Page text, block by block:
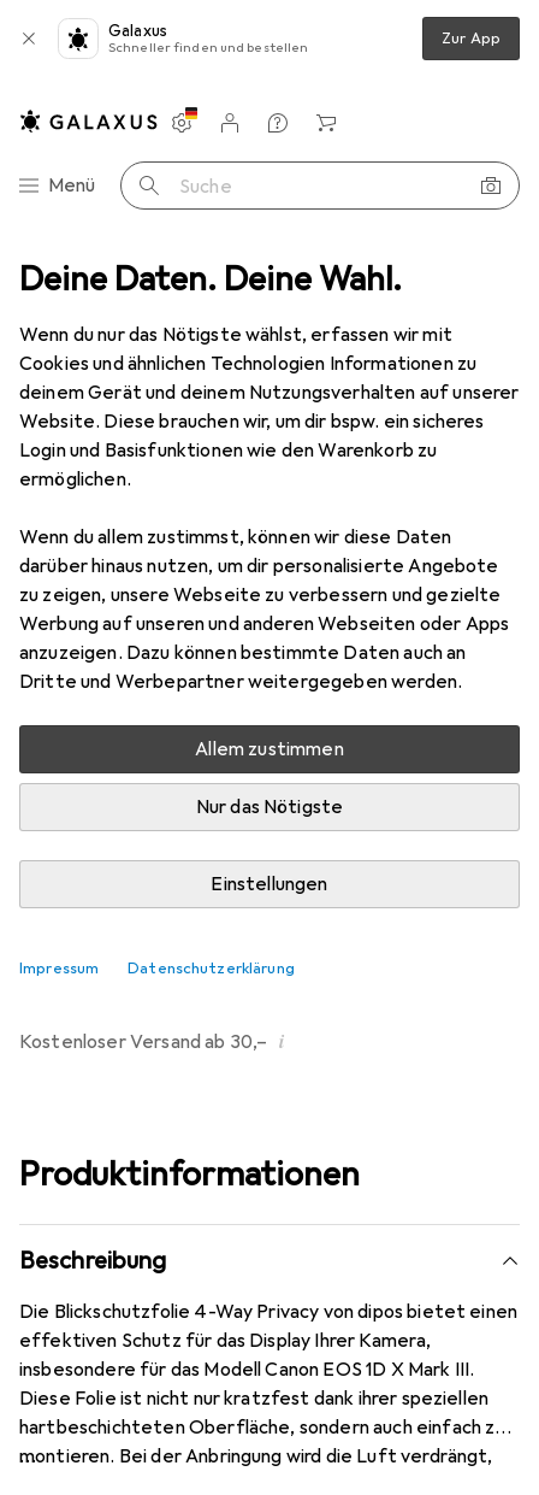
Deine Daten. Deine Wahl.
Wenn du nur das Nötigste wählst, erfassen wir mit
Cookies und ähnlichen Technologien Informationen zu
deinem Gerät und deinem Nutzungsverhalten auf unserer
Website. Diese brauchen wir, um dir bspw. ein sicheres
Login und Basisfunktionen wie den Warenkorb zu
ermöglichen.
Wenn du allem zustimmst, können wir diese Daten
darüber hinaus nutzen, um dir personalisierte Angebote
zu zeigen, unsere Webseite zu verbessern und gezielte
Werbung auf unseren und anderen Webseiten oder Apps
anzuzeigen. Dazu können bestimmte Daten auch an
Dritte und Werbepartner weitergegeben werden.
Allem zustimmen
Nur das Nötigste
Einstellungen
Impressum Datenschutzerklärung
Galaxus
Schneller finden und bestellen Zur App
Navigation nach Kategorien
Menü Suche
Einstellungen
Kundenkonto
Vergleichslisten
Merklisten
Warenkorb
Geräte Schutzfolie Dipos Blickschutzfolie 4-Way Privacy
4 Bilder
DiposBlickschutzfolie 4-Way Privacy
EUR
13,95
2
Bewertungen
Mehr als 10 Stück an Lager beim Drittanbieter
Lieferort angeben für genaue Lieferzeit
In den Warenkorb
Vergleichen
Kostenloser Versand ab 30,– i
Produktinformationen
Beschreibung
Die Blickschutzfolie 4-Way Privacy von dipos bietet einen
effektiven Schutz für das Display Ihrer Kamera,
insbesondere für das Modell Canon EOS 1D X Mark III.
Diese Folie ist nicht nur kratzfest dank ihrer speziellen
hartbeschichteten Oberfläche, sondern auch einfach zu
montieren. Bei der Anbringung wird die Luft verdrängt,